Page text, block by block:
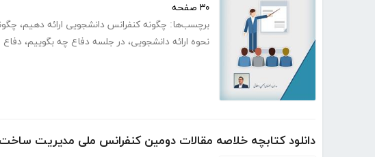
۳۰ صفحه
برچسب‌ها: چگونه کنفرانس دانشجویی ارائه دهیم،
نحوه ارائه دانشجویی، در جلسه دفاع چه بگوییم، دفاع
دانلود کتابچه خلاصه مقالات دومین کنفرانس ملی مدیریت ساخت